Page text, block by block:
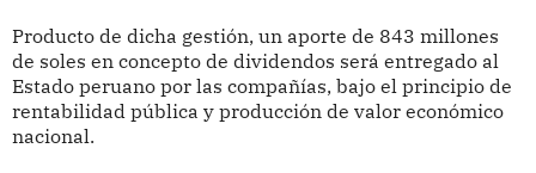
Producto de dicha gestión, un aporte de 843 millones
de soles en concepto de dividendos será entregado al
Estado peruano por las compañías, bajo el principio de
rentabilidad pública y producción de valor económico
nacional.